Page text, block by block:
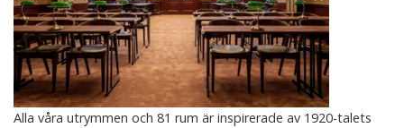
Alla våra utrymmen och 81 rum är inspirerade av 1920-talets